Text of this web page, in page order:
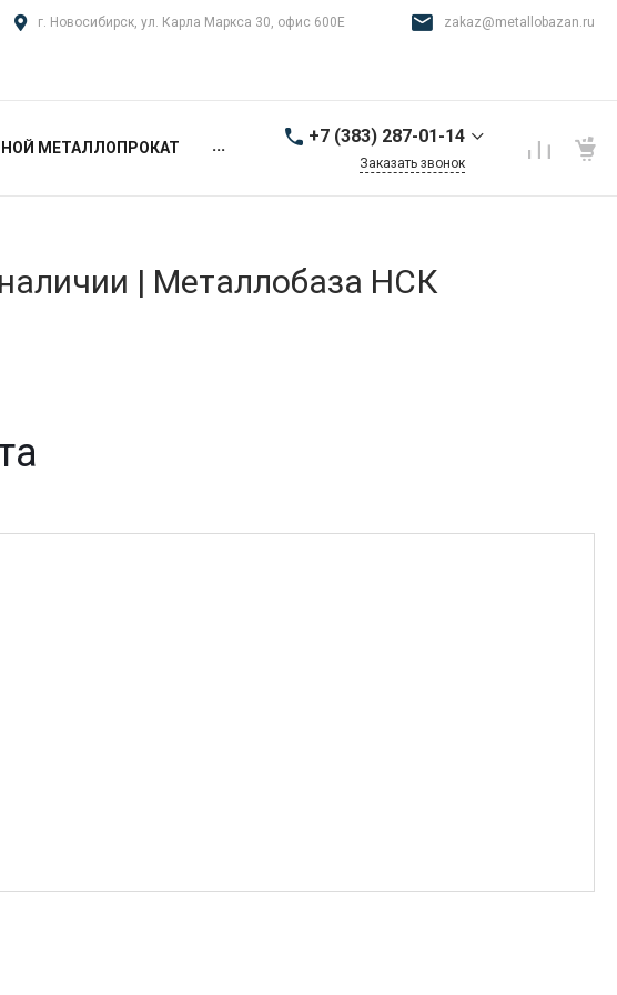
г. Новосибирск, ул. Карла Маркса 30, офис 600Е zakaz@metallobazan.ru
МЕТАЛЛОПРОКАТ ... +7 (383) 287-01-14
9:00-18:00 пн-пт
Заказать звонок
| Металлобаза НСК